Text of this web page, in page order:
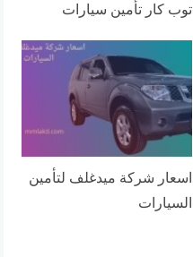
توب كار تأمين سيارات
اسعار شركة ميدغلف لتأمين
السيارات